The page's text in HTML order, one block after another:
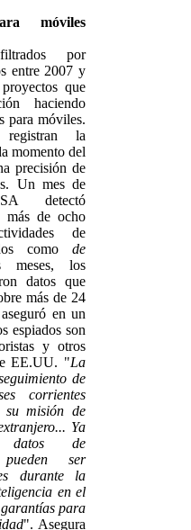
móviles
por
entre 2007 y
que
haciendo
para móviles.
registran la
momento del
precisión de
Un mes de
detectó
más de ocho
de
como de
los
datos que
más de 24
en un
espiados son
y otros
EE.UU. "La
de
corrientes
su misión de
Ya
datos de
pueden ser
durante la
en el
para
". Asegura